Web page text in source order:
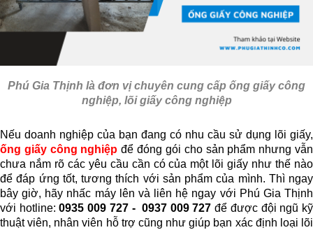
Phú Gia Thịnh là đơn vị chuyên cung cấp ống giấy công
nghiệp, lõi giấy công nghiệp
Nếu doanh nghiệp của bạn đang có nhu cầu sử dụng lõi giấy,
ống giấy công nghiệp để đóng gói cho sản phẩm nhưng vẫn
chưa nắm rõ các yêu cầu cần có của một lõi giấy như thế nào
để đáp ứng tốt, tương thích với sản phẩm của mình. Thì ngay
bây giờ, hãy nhấc máy lên và liên hệ ngay với Phú Gia Thịnh
với hotline:0935 009 727 - 0937 009 727 để được đội ngũ kỹ
thuật viên, nhân viên hỗ trợ cũng như giúp bạn xác định loại lõi